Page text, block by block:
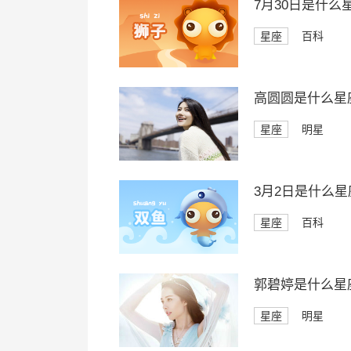
7月30日是什么
星座 百科
高圆圆是什么星
星座 明星
3月2日是什么星
星座 百科
郭碧婷是什么星
星座 明星